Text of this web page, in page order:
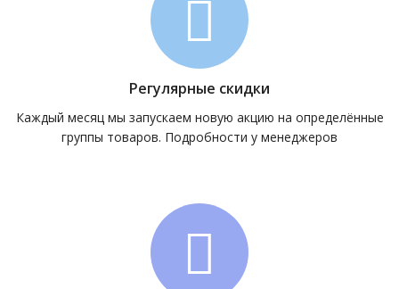
Регулярные скидки
Каждый месяц мы запускаем новую акцию на определённые
группы товаров. Подробности у менеджеров